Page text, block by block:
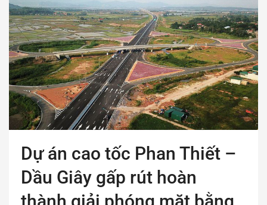
Dự án cao tốc Phan Thiết –
Dầu Giây gấp rút hoàn